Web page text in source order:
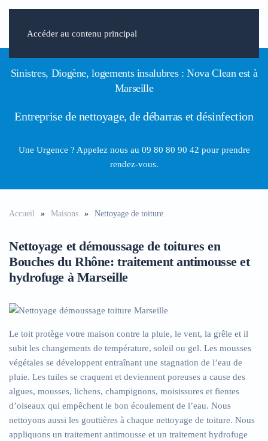
Accéder au contenu principal
Sinistres, Diogène, logements insalubres : Nova Clean est à
Marseille
Entreprise de nettoyage, de débarras et désinfection
Une Urgence ? Appelez nousau 09 80 80 90 42 pour prendre
rendez-vous.
Accueil Maisons Nettoyage de toiture
Nettoyage et démoussage de toitures en
Bouches du Rhône: traitement antimousse et
hydrofuge à Marseille
Le toit protège votre maison contre la pluie, le vent, la grêle et il
subit les changements de température, soleil ou gel. Les mousses
végétales se développent entraînant une stagnation de l’eau de
pluie. Les tuiles se craquent et deviennent poreuses a cause des
algues, mousses, lichens, champignons, moisissures et fientes
d’oiseaux qui empêchent le bon écoulement de l’eau. Nous
nettoyons aussi les gouttières à chaque nettoyage de toiture. Nous
appliquons un traitement antimousse et un traitement hydrofuge